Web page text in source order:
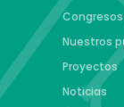
Nuestros
Proyectos
Noticias